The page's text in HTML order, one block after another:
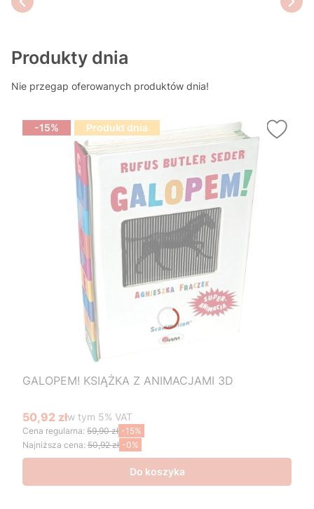
Produkty dnia
Nie przegap oferowanych produktów dnia!
-15% Produkt dnia
GALOPEM! KSIĄŻKA Z ANIMACJAMI 3D
Cena promocyjna brutto
50,92 złw tym %s VAT
w tym 5% VAT
Cena regularna: 59,90 zł -15%
Najniższa cena: 50,92 zł -0%
Do koszyka